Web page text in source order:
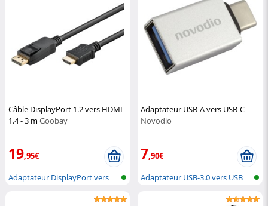
Câble DisplayPort 1.2 vers HDMI
1.4 - 3 m Goobay
19,95€
Adaptateur DisplayPort vers
Adaptateur USB-A vers USB-C
Novodio
7,90€
Adaptateur USB-3.0 vers USB